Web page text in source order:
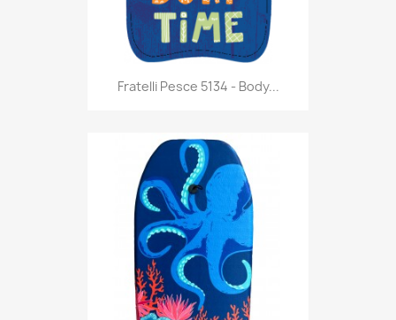
Anteprima
Fratelli Pesce 5134 - Body...